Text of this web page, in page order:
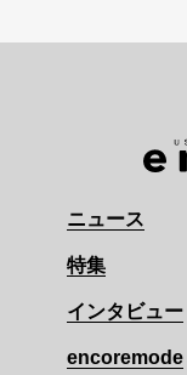
ニュース
特集
インタビュー
encoremode